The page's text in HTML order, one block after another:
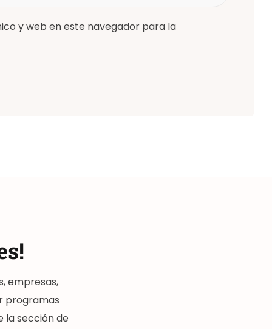
y web en este navegador para la
empresas,
programas
la sección de